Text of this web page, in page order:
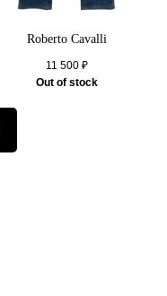
Roberto Cavalli
11 500 ₽
Out of stock